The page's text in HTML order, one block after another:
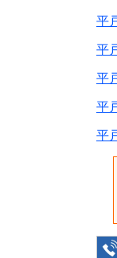
平
平
平
平
平